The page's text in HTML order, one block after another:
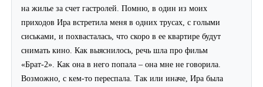
на жилье за счет гастролей. Помню, в один из моих
приходов Ира встретила меня в одних трусах, с голыми
сиськами, и похвасталась, что скоро в ее квартире будут
снимать кино. Как выяснилось, речь шла про фильм
«Брат-2». Как она в него попала – она мне не говорила.
Возможно, с кем-то переспала. Так или иначе, Ира была